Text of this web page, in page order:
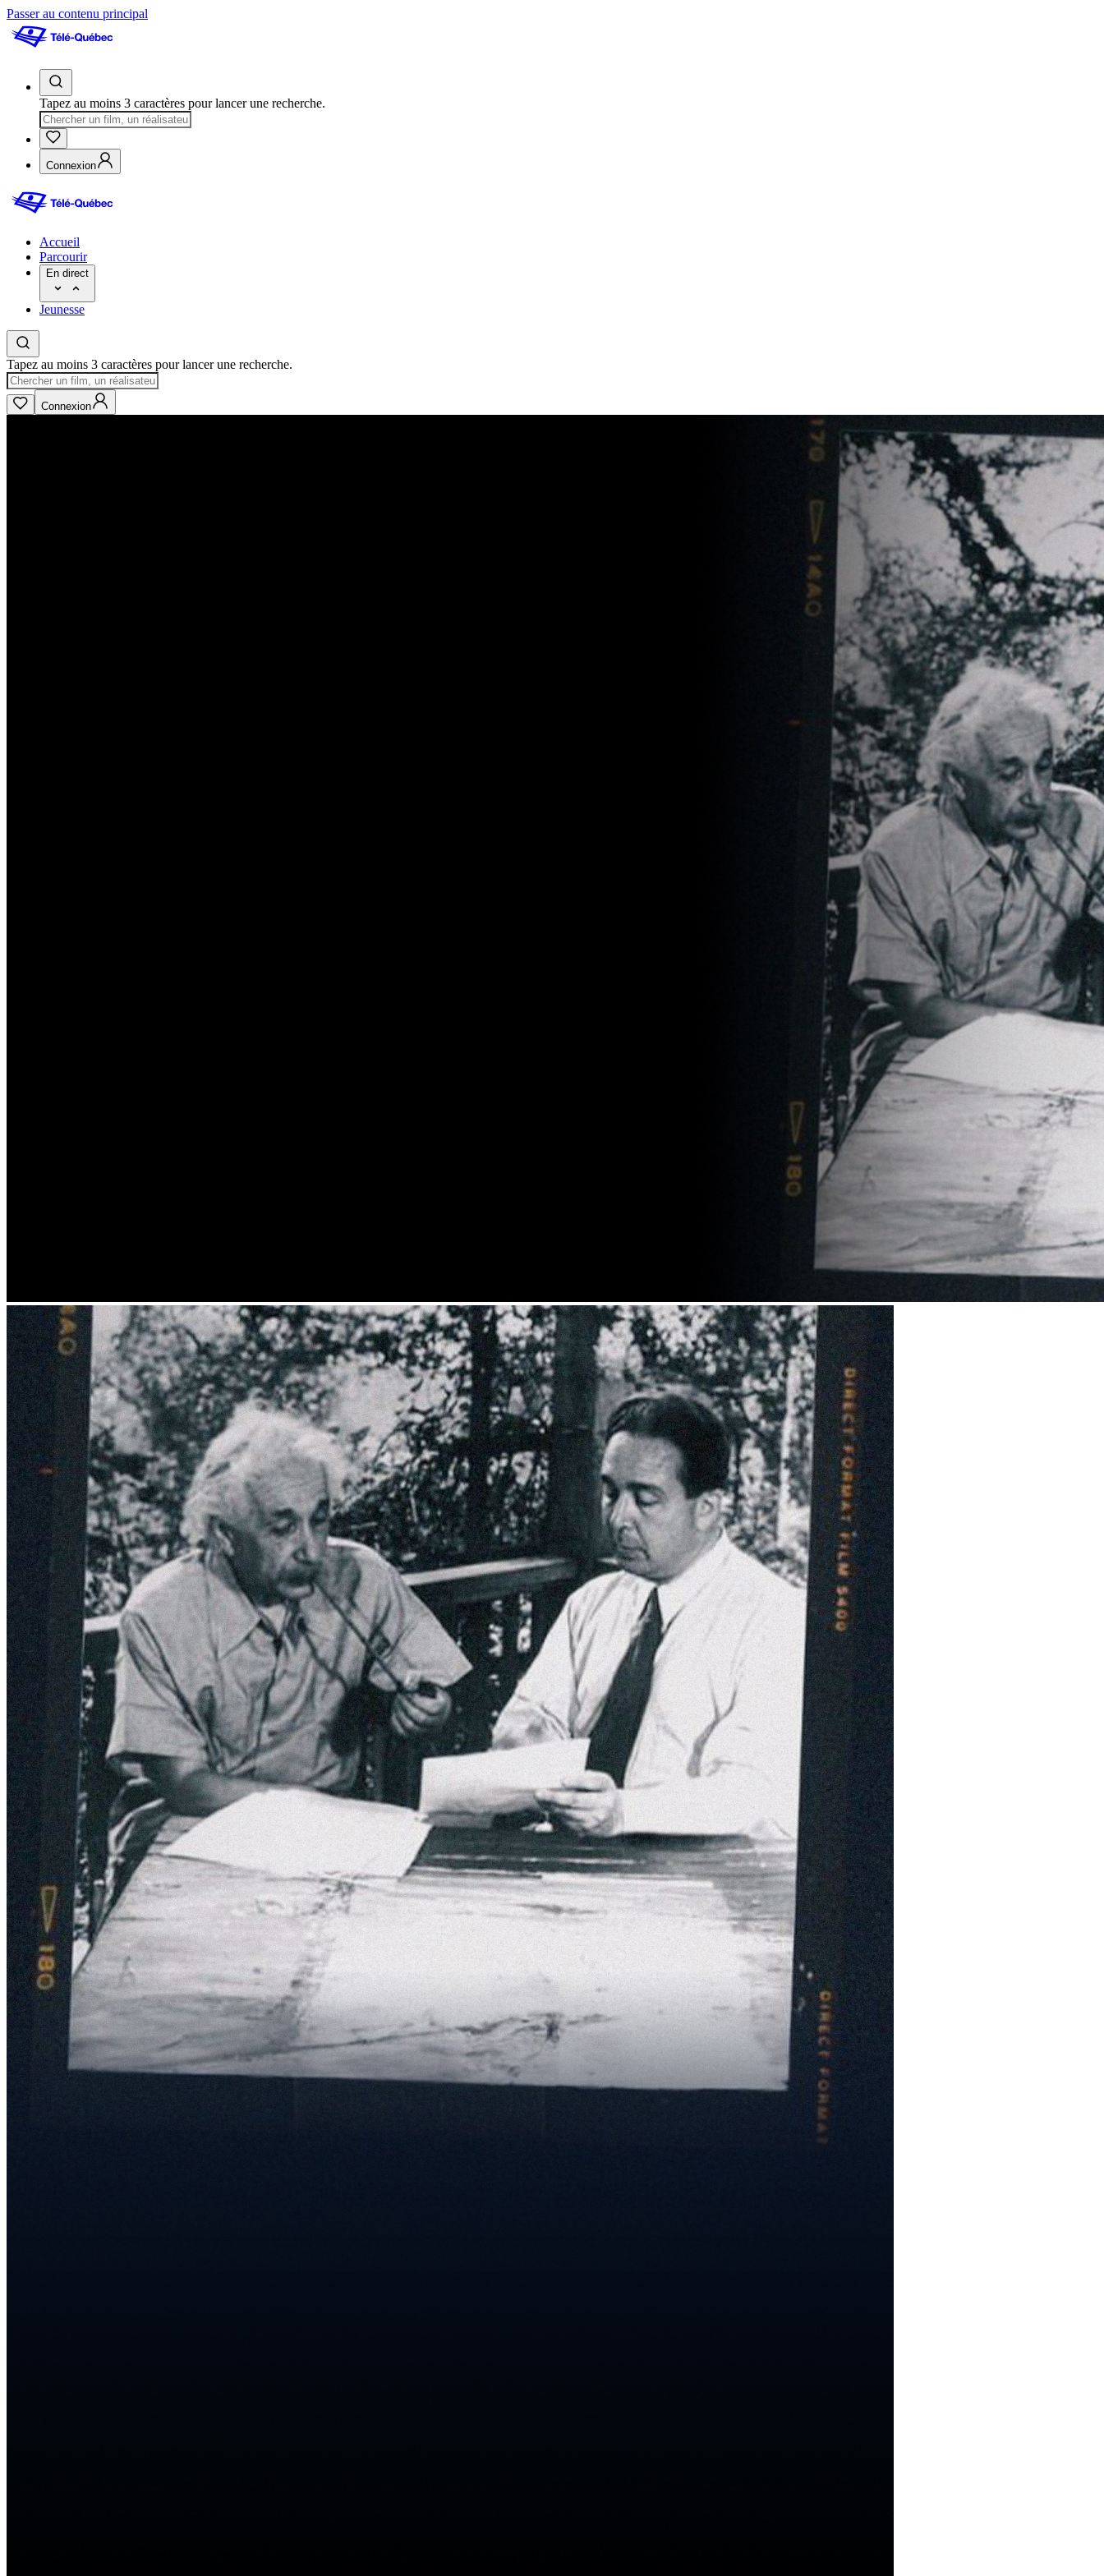
Passer au contenu principal
Tapez au moins 3 caractères pour lancer une recherche.
Connexion
Accueil
Parcourir
En direct
Jeunesse
Tapez au moins 3 caractères pour lancer une recherche.
Connexion